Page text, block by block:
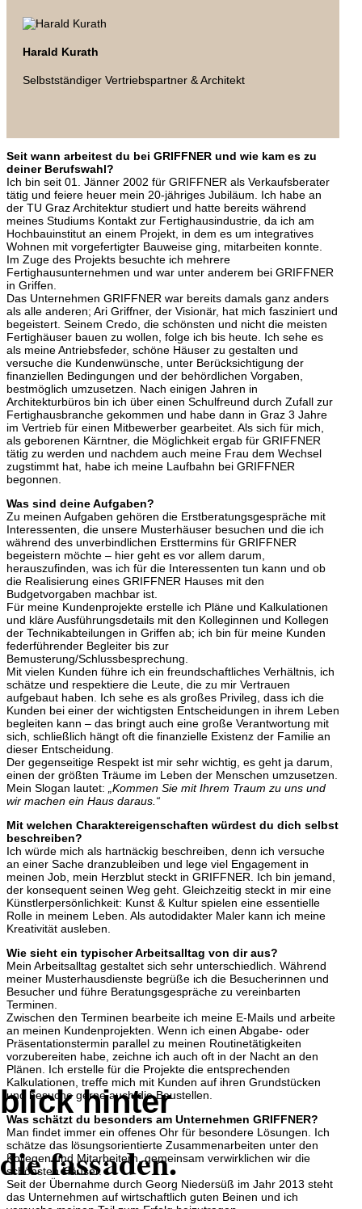
blick hinter
die fassaden.
Harald Kurath
Selbstständiger Vertriebspartner & Architekt
Seit wann arbeitest du bei GRIFFNER und wie kam es zu
deiner Berufswahl?
Ich bin seit 01. Jänner 2002 für GRIFFNER als Verkaufsberater
tätig und feiere heuer mein 20-jähriges Jubiläum. Ich habe an
der TU Graz Architektur studiert und hatte bereits während
meines Studiums Kontakt zur Fertighausindustrie, da ich am
Hochbauinstitut an einem Projekt, in dem es um integratives
Wohnen mit vorgefertigter Bauweise ging, mitarbeiten konnte.
Im Zuge des Projekts besuchte ich mehrere
Fertighausunternehmen und war unter anderem bei GRIFFNER
in Griffen.
Das Unternehmen GRIFFNER war bereits damals ganz anders
als alle anderen; Ari Griffner, der Visionär, hat mich fasziniert und
begeistert. Seinem Credo, die schönsten und nicht die meisten
Fertighäuser bauen zu wollen, folge ich bis heute. Ich sehe es
als meine Antriebsfeder, schöne Häuser zu gestalten und
versuche die Kundenwünsche, unter Berücksichtigung der
finanziellen Bedingungen und der behördlichen Vorgaben,
bestmöglich umzusetzen. Nach einigen Jahren in
Architekturbüros bin ich über einen Schulfreund durch Zufall zur
Fertighausbranche gekommen und habe dann in Graz 3 Jahre
im Vertrieb für einen Mitbewerber gearbeitet. Als sich für mich,
als geborenen Kärntner, die Möglichkeit ergab für GRIFFNER
tätig zu werden und nachdem auch meine Frau dem Wechsel
zugstimmt hat, habe ich meine Laufbahn bei GRIFFNER
begonnen.
Was sind deine Aufgaben?
Zu meinen Aufgaben gehören die Erstberatungsgespräche mit
Interessenten, die unsere Musterhäuser besuchen und die ich
während des unverbindlichen Ersttermins für GRIFFNER
begeistern möchte – hier geht es vor allem darum,
herauszufinden, was ich für die Interessenten tun kann und ob
die Realisierung eines GRIFFNER Hauses mit den
Budgetvorgaben machbar ist.
Für meine Kundenprojekte erstelle ich Pläne und Kalkulationen
und kläre Ausführungsdetails mit den Kolleginnen und Kollegen
der Technikabteilungen in Griffen ab; ich bin für meine Kunden
federführender Begleiter bis zur
Bemusterung/Schlussbesprechung.
Mit vielen Kunden führe ich ein freundschaftliches Verhältnis, ich
schätze und respektiere die Leute, die zu mir Vertrauen
aufgebaut haben. Ich sehe es als großes Privileg, dass ich die
Kunden bei einer der wichtigsten Entscheidungen in ihrem Leben
begleiten kann – das bringt auch eine große Verantwortung mit
sich, schließlich hängt oft die finanzielle Existenz der Familie an
dieser Entscheidung.
Der gegenseitige Respekt ist mir sehr wichtig, es geht ja darum,
einen der größten Träume im Leben der Menschen umzusetzen.
Mein Slogan lautet:
„Kommen Sie mit Ihrem Traum zu uns und
wir machen ein Haus daraus.“
Mit welchen Charaktereigenschaften würdest du dich selbst
beschreiben?
Ich würde mich als hartnäckig beschreiben, denn ich versuche
an einer Sache dranzubleiben und lege viel Engagement in
meinen Job, mein Herzblut steckt in GRIFFNER. Ich bin jemand,
der konsequent seinen Weg geht. Gleichzeitig steckt in mir eine
Künstlerpersönlichkeit: Kunst & Kultur spielen eine essentielle
Rolle in meinem Leben. Als autodidakter Maler kann ich meine
Kreativität ausleben.
Wie sieht ein typischer Arbeitsalltag von dir aus?
Mein Arbeitsalltag gestaltet sich sehr unterschiedlich. Während
meiner Musterhausdienste begrüße ich die Besucherinnen und
Besucher und führe Beratungsgespräche zu vereinbarten
Terminen.
Zwischen den Terminen bearbeite ich meine E-Mails und arbeite
an meinen Kundenprojekten. Wenn ich einen Abgabe- oder
Präsentationstermin parallel zu meinen Routinetätigkeiten
vorzubereiten habe, zeichne ich auch oft in der Nacht an den
Plänen. Ich erstelle für die Projekte die entsprechenden
Kalkulationen, treffe mich mit Kunden auf ihren Grundstücken
und besuche gerne auch die Baustellen.
Was schätzt du besonders am Unternehmen GRIFFNER?
Man findet immer ein offenes Ohr für besondere Lösungen. Ich
schätze das lösungsorientierte Zusammenarbeiten unter den
Kollegen und Mitarbeitern, gemeinsam verwirklichen wir die
schönsten Häuser.
Seit der Übernahme durch Georg Niedersüß im Jahr 2013 steht
das Unternehmen auf wirtschaftlich guten Beinen und ich